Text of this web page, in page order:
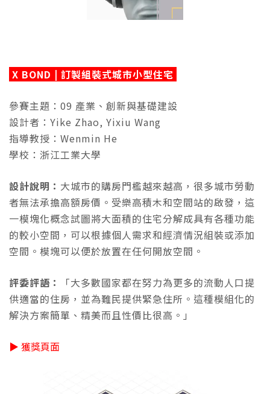
X BOND | 訂製組裝式城市小型住宅
參賽主題：09 產業、創新與基礎建設
設計者：Yike Zhao, Yixiu Wang
指導教授：Wenmin He
學校：浙江工業大學
設計說明： 大城市的購房門檻越來越高，很多城市勞動
者無法承擔高額房價。受樂高積木和空間站的啟發，這
一模塊化概念試圖將大面積的住宅分解成具有各種功能
的較小空間，可以根據個人需求和經濟情況組裝或添加
空間。模塊可以便於放置在任何開放空間。
評委評語：
「大多數國家都在努力為更多的流動人口提
供適當的住房，並為難民提供緊急住所。這種模組化的
解決方案簡單、精美而且性價比很高。」
▶ 獲獎頁面